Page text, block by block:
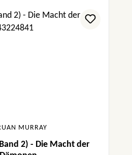
MURRAY
2) - Die Macht der